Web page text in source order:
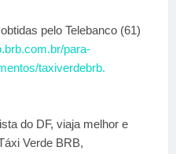
pelo Telebanco (61)
para-
taxiverdebrb.
do DF, viaja melhor e
Verde BRB,